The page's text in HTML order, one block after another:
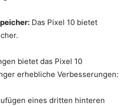
Das Pixel 10 bietet
bietet das Pixel 10
erhebliche Verbesserungen:
eines dritten hinteren